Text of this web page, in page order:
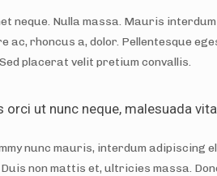
neque. Nulla massa. Mauris
ac, rhoncus a, dolor. Pellentesque
placerat velit pretium convallis.
orci ut nunc neque, malesuada
nunc mauris, interdum
Duis non mattis et, ultricies massa.